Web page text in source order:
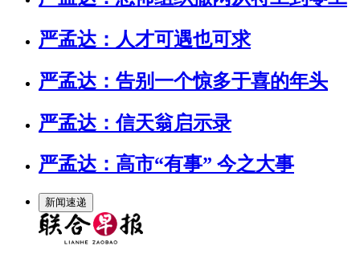
严孟达：人才可遇也可求
严孟达：告别一个惊多于喜的年头
严孟达：信天翁启示录
严孟达：高市“有事” 今之大事
新闻速递